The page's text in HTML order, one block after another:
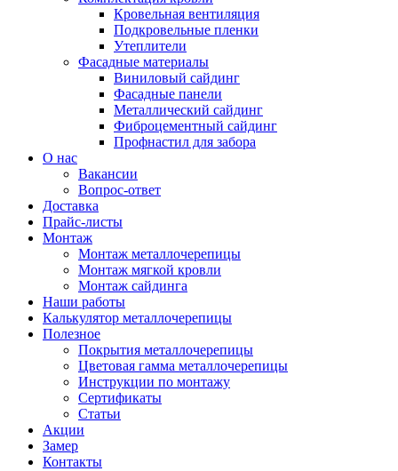
Кровельная вентиляция
Подкровельные пленки
Утеплители
Фасадные материалы
Виниловый сайдинг
Фасадные панели
Металлический сайдинг
Фиброцементный сайдинг
Профнастил для забора
О нас
Вакансии
Вопрос-ответ
Доставка
Прайс-листы
Монтаж
Монтаж металлочерепицы
Монтаж мягкой кровли
Монтаж сайдинга
Наши работы
Калькулятор металлочерепицы
Полезное
Покрытия металлочерепицы
Цветовая гамма металлочерепицы
Инструкции по монтажу
Сертификаты
Статьи
Акции
Замер
Контакты